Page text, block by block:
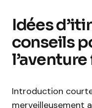
Idées
conseils
Introduction
merveilleusement